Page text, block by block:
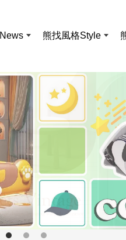
News 熊找風格Style